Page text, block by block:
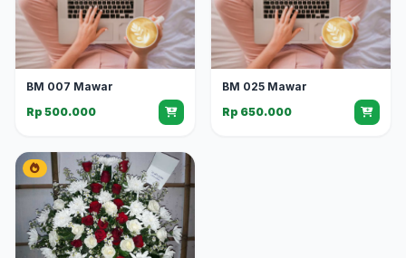
BM 007 Mawar
Rp 500.000
BM 025 Mawar
Rp 650.000